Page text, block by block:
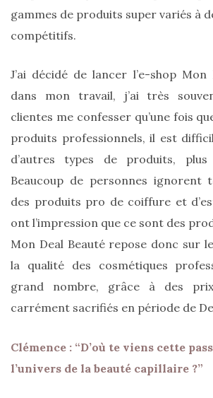
shopping
(43)
ARCHIVES
gammes de produits super variés à
compétitifs.
J’ai décidé de lancer l’e-shop Mon
dans mon travail, j’ai très
clientes me confesser qu’une fois
produits professionnels, il est
d’autres types de produits,
Beaucoup de personnes ignorent
des produits pro de coiffure et
ont l’impression que ce sont des
Mon Deal Beauté repose donc sur
la qualité des cosmétiques
grand nombre, grâce à des
carrément sacrifiés en période de
Clémence : “D’où te viens cette
l’univers de la beauté capillaire ?”